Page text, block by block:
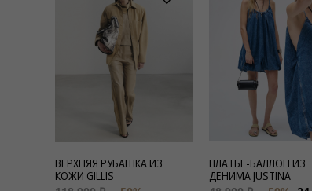
ВЕРХНЯЯ РУБАШКА ИЗ
КОЖИ GILLIS
ПЛАТЬЕ-БАЛЛОН ИЗ
ДЕНИМА JUSTINA